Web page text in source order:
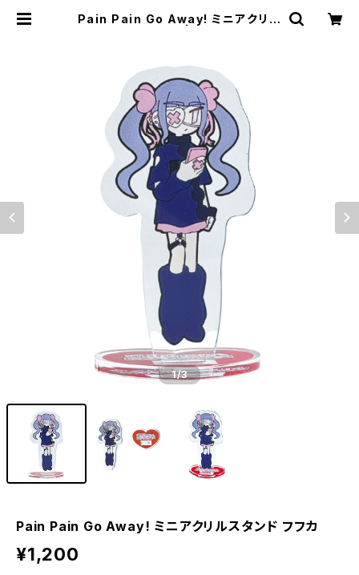
Pain Pain Go Away! ミニアクリル
1/3
Pain Pain Go Away! ミニアクリルスタンド フフカ
¥1,200